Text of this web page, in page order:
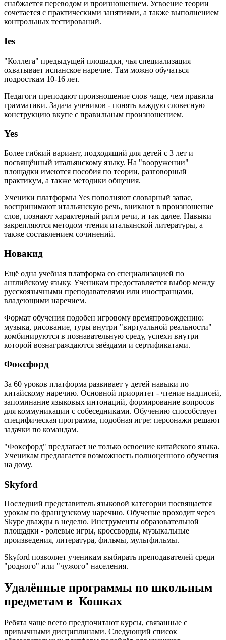
снабжается переводом и произношением. Усвоение теории
сочетается с практическими занятиями, а также выполнением
контрольных тестирований.
Ies
"Коллега" предыдущей площадки, чья специализация
охватывает испанское наречие. Там можно обучаться
подросткам 10-16 лет.
Педагоги преподают произношение слов чаще, чем правила
грамматики. Задача учеников - понять каждую словесную
конструкцию вкупе с правильным произношением.
Yes
Более гибкий вариант, подходящий для детей с 3 лет и
посвящённый итальянскому языку. На "вооружении"
площадки имеются пособия по теории, разговорный
практикум, а также методики общения.
Ученики платформы Yes пополняют словарный запас,
воспринимают итальянскую речь, вникают в произношение
слов, познают характерный ритм речи, и так далее. Навыки
закрепляются методом чтения итальянской литературы, а
также составлением сочинений.
Новакид
Ещё одна учебная платформа со специализацией по
английскому языку. Ученикам предоставляется выбор между
русскоязычными преподавателями или иностранцами,
владеющими наречием.
Формат обучения подобен игровому времяпровождению:
музыка, рисование, туры внутри "виртуальной реальности"
комбинируются в познавательную среду, успехи внутри
которой вознаграждаются звёздами и сертификатами.
Фоксфорд
За 60 уроков платформа развивает у детей навыки по
китайскому наречию. Основной приоритет - чтение надписей,
запоминание языковых интонаций, формирование вопросов
для коммуникации с собеседниками. Обучению способствует
специфическая программа, подобная игре: персонажи решают
задачки по командам.
"Фоксфорд" предлагает не только освоение китайского языка.
Ученикам предлагается возможность полноценного обучения
на дому.
Skyford
Последний представитель языковой категории посвящается
урокам по французскому наречию. Обучение проходит через
Skype дважды в неделю. Инструменты образовательной
площадки - ролевые игры, кроссворды, музыкальные
произведения, литература, фильмы, мультфильмы.
Skyford позволяет ученикам выбирать преподавателей среди
"родного" или "чужого" населения.
Удалённые программы по школьным
предметам в Кошках
Ребята чаще всего предпочитают курсы, связанные с
привычными дисциплинами. Следующий список